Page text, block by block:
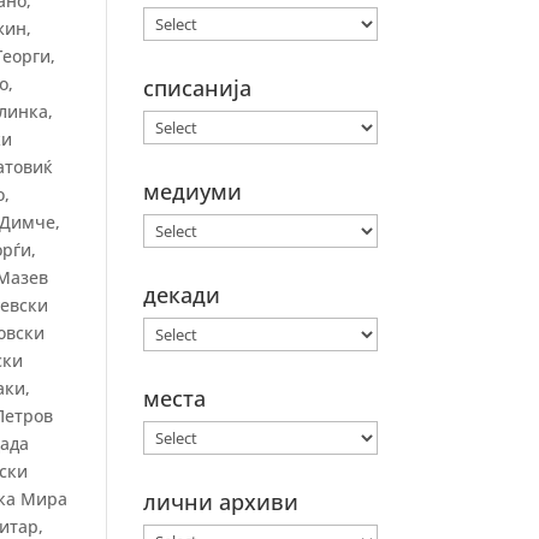
Мира
списанија
медиуми
декади
места
лични архиви